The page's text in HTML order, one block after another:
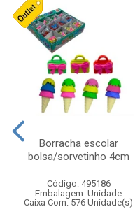
Borracha escolar
bolsa/sorvetinho 4cm
Código: 495186
Embalagem: Unidade
Caixa Com: 576 Unidade(s)